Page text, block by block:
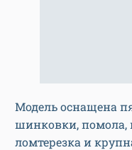
Модель оснащена
шинковки, помола,
ломтерезка и